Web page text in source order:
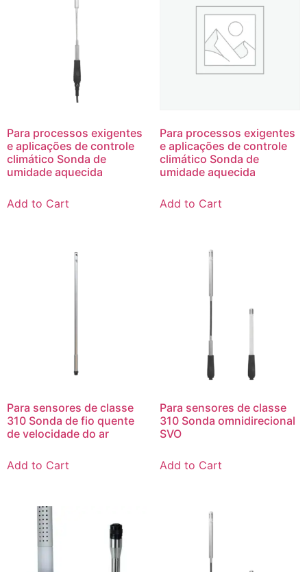
Para processos exigentes
e aplicações de controle
climático Sonda de
umidade aquecida
Add to Cart
Para processos exigentes
e aplicações de controle
climático Sonda de
umidade aquecida
Add to Cart
Para sensores de classe
310 Sonda de fio quente
de velocidade do ar
Add to Cart
Para sensores de classe
310 Sonda omnidirecional
SVO
Add to Cart